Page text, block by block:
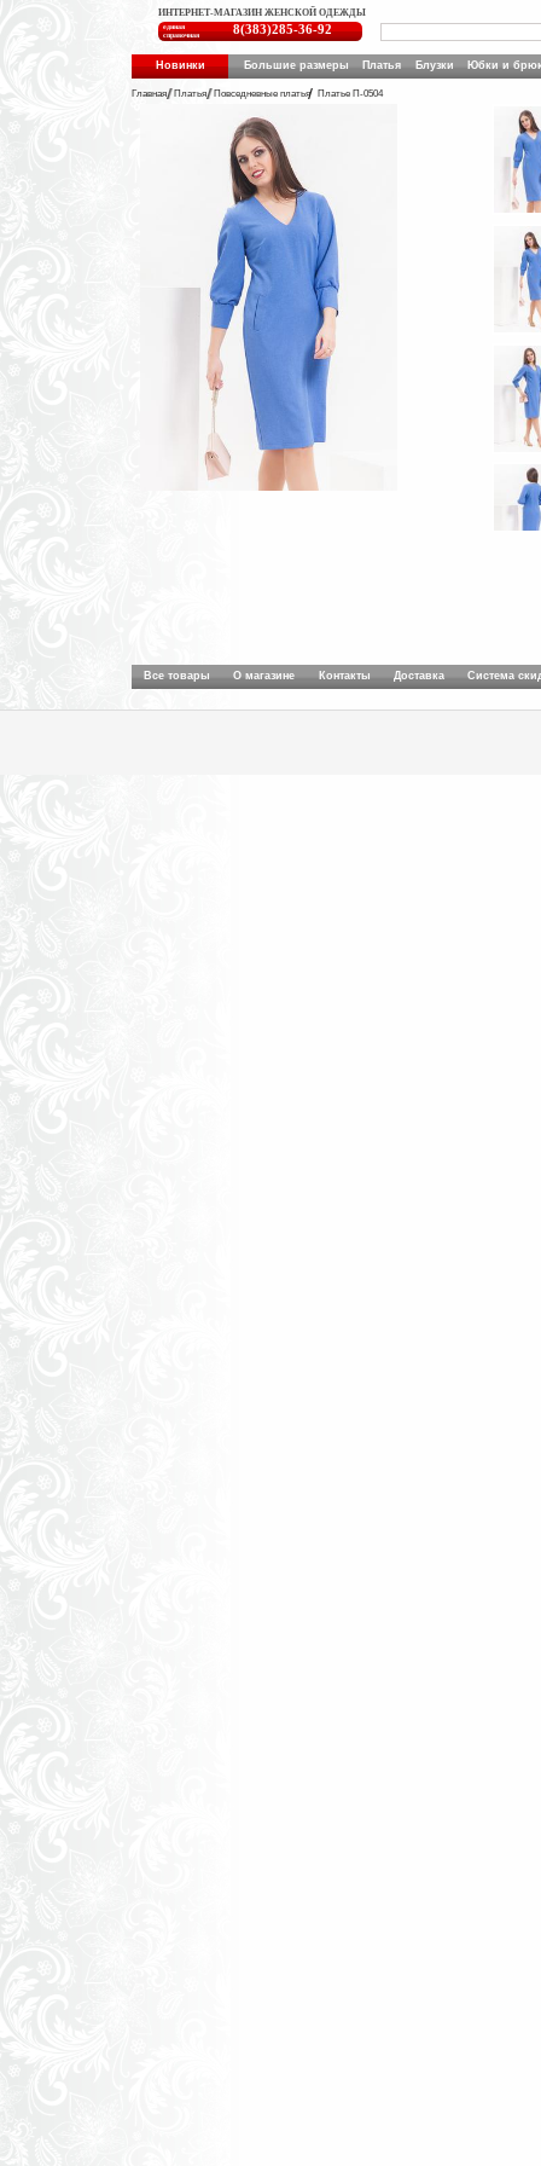
ИНТЕРНЕТ-МАГАЗИН ЖЕНСКОЙ ОДЕЖДЫ
единая
справочная
8(383)285-36-92
Новинки Большие размеры Платья Блузки Юбки и
Главная Платья Повседневные платья Платье П-0504
Все товары О магазине Контакты Доставка Система